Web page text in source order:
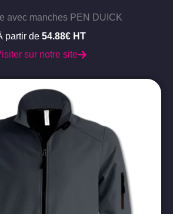
avec manches PEN DUICK
partir de 54.88€ HT
sur notre site